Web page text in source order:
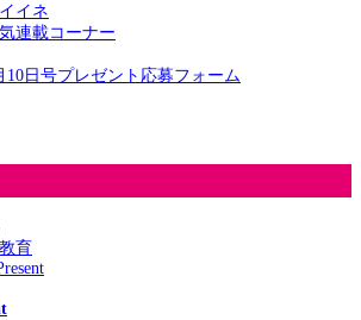
イネ
連載コーナー
10日号プレゼント応募フォーム
育